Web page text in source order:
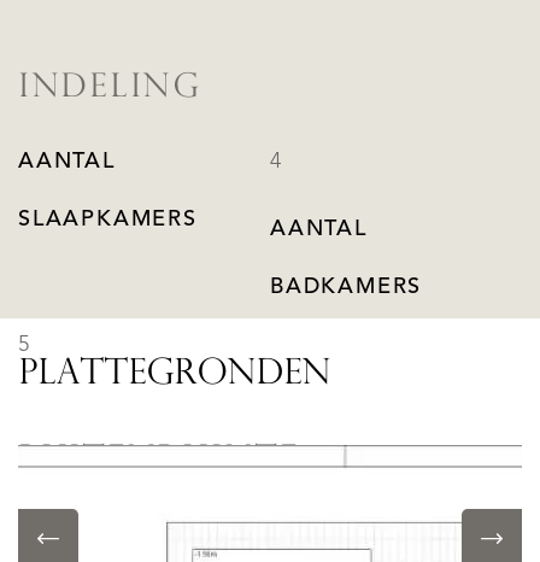
INDELING
AANTAL
SLAAPKAMERS
4
AANTAL
BADKAMERS
5
BUITENRUIMTE
PLATTEGRONDEN